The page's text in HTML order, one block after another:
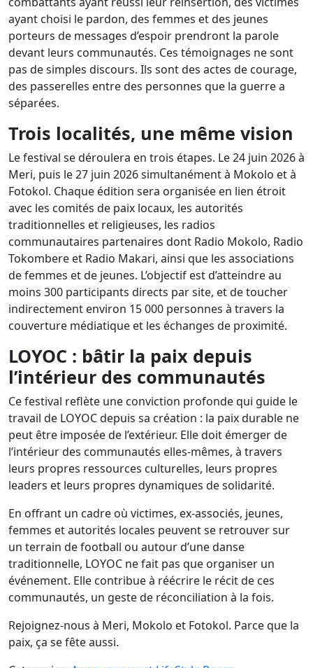
ayant choisi le pardon, des femmes et des jeunes
porteurs de messages d’espoir prendront la parole
devant leurs communautés. Ces témoignages ne sont
pas de simples discours. Ils sont des actes de courage,
des passerelles entre des personnes que la guerre a
séparées.
Trois localités, une même vision
Le festival se déroulera en trois étapes. Le 24 juin 2026 à
Meri, puis le 27 juin 2026 simultanément à Mokolo et à
Fotokol. Chaque édition sera organisée en lien étroit
avec les comités de paix locaux, les autorités
traditionnelles et religieuses, les radios
communautaires partenaires dont Radio Mokolo, Radio
Tokombere et Radio Makari, ainsi que les associations
de femmes et de jeunes. L’objectif est d’atteindre au
moins 300 participants directs par site, et de toucher
indirectement environ 15 000 personnes à travers la
couverture médiatique et les échanges de proximité.
LOYOC : bâtir la paix depuis
l’intérieur des communautés
Ce festival reflète une conviction profonde qui guide le
travail de LOYOC depuis sa création : la paix durable ne
peut être imposée de l’extérieur. Elle doit émerger de
l’intérieur des communautés elles-mêmes, à travers
leurs propres ressources culturelles, leurs propres
leaders et leurs propres dynamiques de solidarité.
En offrant un cadre où victimes, ex-associés, jeunes,
femmes et autorités locales peuvent se retrouver sur
un terrain de football ou autour d’une danse
traditionnelle, LOYOC ne fait pas que organiser un
événement. Elle contribue à réécrire le récit de ces
communautés, un geste de réconciliation à la fois.
Rejoignez-nous à Meri, Mokolo et Fotokol. Parce que la
paix, ça se fête aussi.